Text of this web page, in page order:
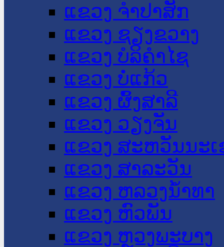
ແຂວງ ຈໍາປາສັກ
ແຂວງ ຊຽງຂວາງ
ແຂວງ ບໍລິຄໍາໄຊ
ແຂວງ ບໍ່ແກ້ວ
ແຂວງ ຜົ້ງສາລີ
ແຂວງ ວຽງຈັນ
ແຂວງ ສະຫວັນນະ
ແຂວງ ສາລະວັນ
ແຂວງ ຫລວງນໍ້າທາ
ແຂວງ ຫົວພັນ
ແຂວງ ຫຼວງພະບາງ